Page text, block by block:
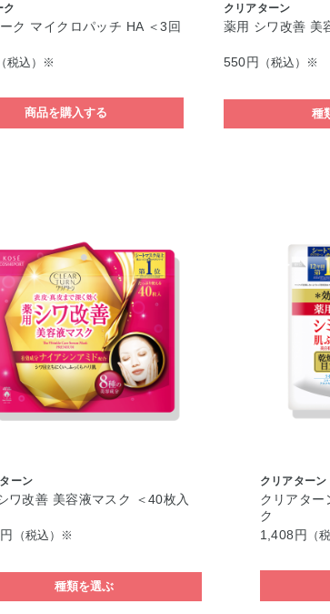
ク
ク マイクロパッチ HA ＜3回
（税込）※
商品を購入する
クリアターン
薬用 シワ改善 美
550円 （税込）※
種
ーン
ワ改善 美容液マスク ＜40枚入
（税込）※
種類を選ぶ
クリアターン
クリアター
ク
1,408円
（